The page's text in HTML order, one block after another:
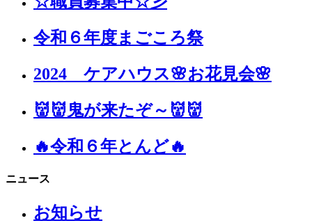
令和６年度まごころ祭
2024 ケアハウス🌸お花見会🌸
👹👹鬼が来たぞ～👹👹
🔥令和６年とんど🔥
ニュース
お知らせ